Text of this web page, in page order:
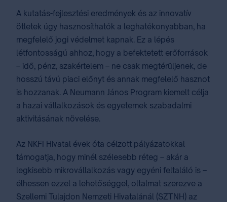
A kutatás-fejlesztési eredmények és az innovatív
ötletek úgy hasznosíthatók a leghatékonyabban, ha
megfelelő jogi védelmet kapnak. Ez a lépés
létfontosságú ahhoz, hogy a befektetett erőforrások
– idő, pénz, szakértelem – ne csak megtérüljenek, de
hosszú távú piaci előnyt és annak megfelelő hasznot
is hozzanak. A Neumann János Program kiemelt célja
a hazai vállalkozások és egyetemek szabadalmi
aktivitásának növelése.
Az NKFI Hivatal évek óta célzott pályázatokkal
támogatja, hogy minél szélesebb réteg – akár a
legkisebb mikrovállalkozás vagy egyéni feltaláló is –
élhessen ezzel a lehetőséggel, oltalmat szerezve a
Szellemi Tulajdon Nemzeti Hivatalánál (SZTNH) az